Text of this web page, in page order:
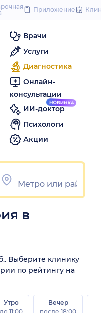
to
Приложение
Врачи
Услуги
Диагностика
Онлайн-
консультации
ИИ-доктор
Психологи
Акции
в
Выберите клинику
по рейтингу на
Утро
до 11:00
Вечер
после 18:00